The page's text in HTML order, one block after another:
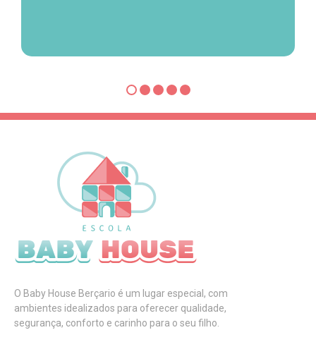
O Baby House Berçario é um lugar especial, com
ambientes idealizados para oferecer qualidade,
segurança, conforto e carinho para o seu filho.